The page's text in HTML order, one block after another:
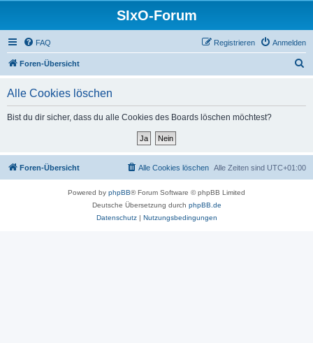
SIxO-Forum
FAQ Anmelden
Registrieren
Foren-Übersicht
Alle Cookies löschen
Bist du dir sicher, dass du alle Cookies des Boards löschen möchtest?
Foren-Übersicht Alle Zeiten sind UTC+01:00
Alle Cookies löschen
Powered by phpBB® Forum Software © phpBB Limited
Deutsche Übersetzung durch phpBB.de
Datenschutz| Nutzungsbedingungen